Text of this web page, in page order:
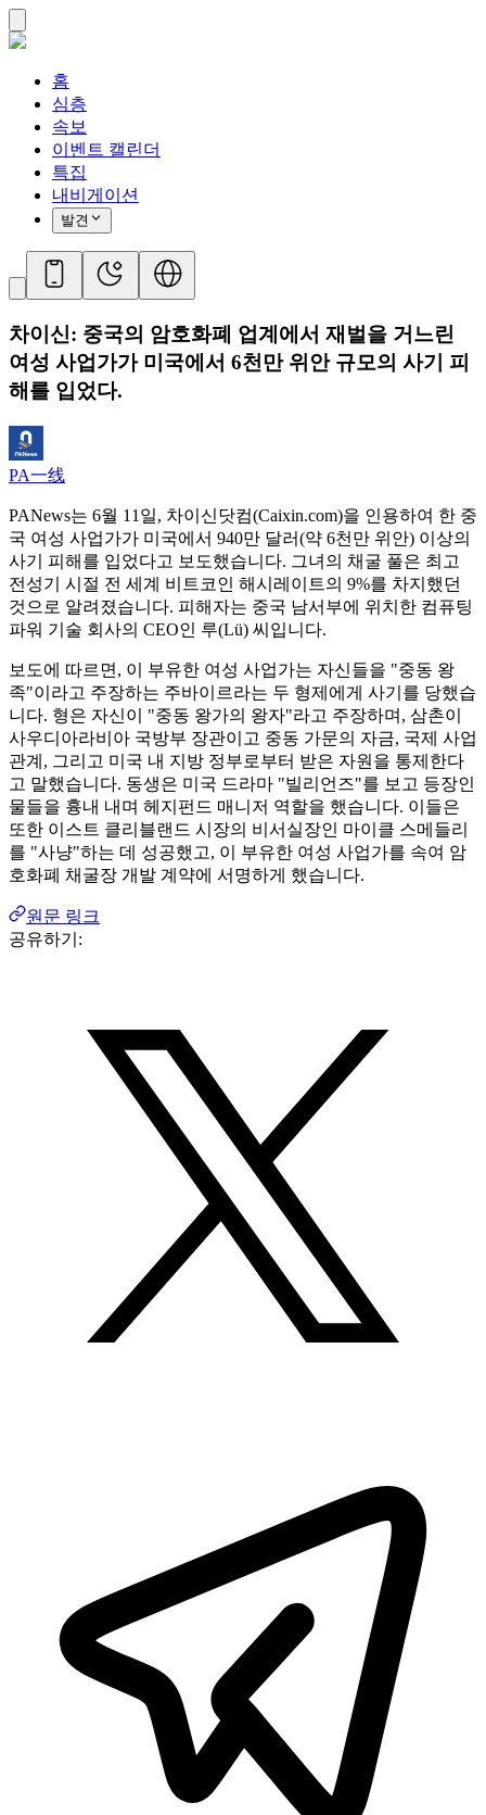
홈
심층
속보
이벤트 캘린더
특집
내비게이션
발견
차이신: 중국의 암호화폐 업계에서 재벌을 거느린
여성 사업가가 미국에서 6천만 위안 규모의 사기 피
해를 입었다.
PA一线
PANews는 6월 11일, 차이신닷컴(Caixin.com)을 인용하여 한 중
국 여성 사업가가 미국에서 940만 달러(약 6천만 위안) 이상의
사기 피해를 입었다고 보도했습니다. 그녀의 채굴 풀은 최고
전성기 시절 전 세계 비트코인 ​​해시레이트의 9%를 차지했던
것으로 알려졌습니다. 피해자는 중국 남서부에 위치한 컴퓨팅
파워 기술 회사의 CEO인 루(Lü) 씨입니다.
보도에 따르면, 이 부유한 여성 사업가는 자신들을 "중동 왕
족"이라고 주장하는 주바이르라는 두 형제에게 사기를 당했습
니다. 형은 자신이 "중동 왕가의 왕자"라고 주장하며, 삼촌이
사우디아라비아 국방부 장관이고 중동 가문의 자금, 국제 사업
관계, 그리고 미국 내 지방 정부로부터 받은 자원을 통제한다
고 말했습니다. 동생은 미국 드라마 "빌리언즈"를 보고 등장인
물들을 흉내 내며 헤지펀드 매니저 역할을 했습니다. 이들은
또한 이스트 클리블랜드 시장의 비서실장인 마이클 스메들리
를 "사냥"하는 데 성공했고, 이 부유한 여성 사업가를 속여 암
호화폐 채굴장 개발 계약에 서명하게 했습니다.
원문 링크
공유하기: